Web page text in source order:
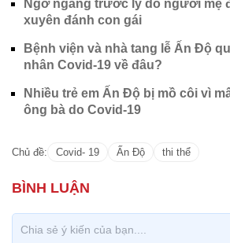
Ngỡ ngàng trước lý do người mẹ
xuyên đánh con gái
Bệnh viện và nhà tang lễ Ấn Độ
nhân Covid-19 về đâu?
Nhiều trẻ em Ấn Độ bị mồ côi vì
ông bà do Covid-19
Chủ đề: Covid- 19 Ấn Độ thi thể